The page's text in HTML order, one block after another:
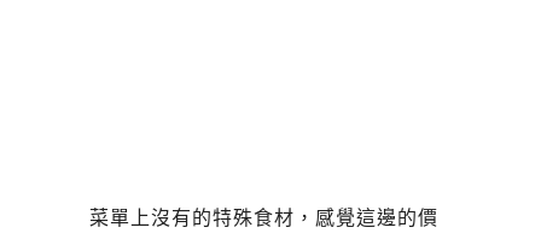
菜單上沒有的特殊食材，感覺這邊的價